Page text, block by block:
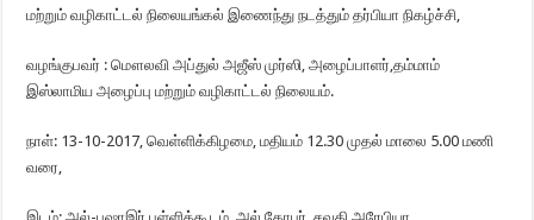
மற்றும் வழிகாட்டல் நிலையங்கல் இணைந்து நடத்தும் தர்பியா நிகழ்ச்சி,
வழங்குபவர் : மௌலவி அப்துல் அஜீஸ் முர்ஸி, அழைப்பாளர்,தம்மாம்
இஸ்லாமிய அழைப்பு மற்றும் வழிகாட்டல் நிலையம்.
நாள்: 13-10-2017, வெள்ளிக்கிழமை, மதியம் 12.30 முதல் மாலை 5.00 மணி
வரை,